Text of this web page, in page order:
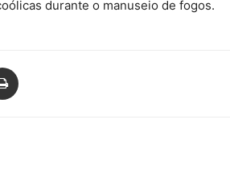
durante o manuseio de fogos.